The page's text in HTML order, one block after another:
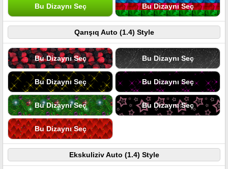
Bu Dizaynı Seç Bu Dizaynı Seç
Qarışıq Auto (1.4) Style
Bu Dizaynı Seç Bu Dizaynı Seç
Bu Dizaynı Seç Bu Dizaynı Seç
Bu Dizaynı Seç Bu Dizaynı Seç
Bu Dizaynı Seç
Ekskuliziv Auto (1.4) Style